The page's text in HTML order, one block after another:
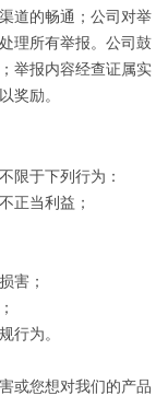
道的畅通；公司对举
理所有举报。公司鼓
举报内容经查证属实
奖励。
限于下列行为：
正当利益；
害；
行为。
或您想对我们的产品